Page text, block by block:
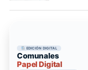
EDICIÓN DIGITAL
Comunales
Papel Digital